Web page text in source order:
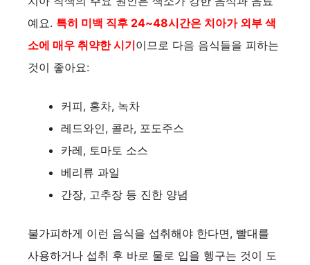
예요. 특히 미백 직후 24~48시간은 치아가 외부 색
소에 매우 취약한 시기이므로 다음 음식들을 피하는
것이 좋아요:
커피, 홍차, 녹차
레드와인, 콜라, 포도주스
카레, 토마토 소스
베리류 과일
간장, 고추장 등 진한 양념
불가피하게 이런 음식을 섭취해야 한다면, 빨대를
사용하거나 섭취 후 바로 물로 입을 헹구는 것이 도